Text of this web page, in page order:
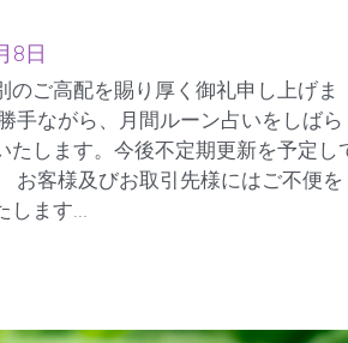
8日
のご高配を賜り厚く御礼申し上げま
手ながら、月間ルーン占いをしばら